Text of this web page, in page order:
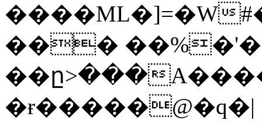
����ML�]=�W
���
��ը>���
�ɍ�����@�q�|